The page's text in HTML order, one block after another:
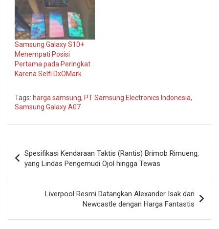
Samsung Galaxy S10+
Menempati Posisi
Pertama pada Peringkat
Karena Selfi DxOMark
Tags: harga samsung, PT Samsung Electronics Indonesia,
Samsung Galaxy A07
pos
Spesifikasi Kendaraan Taktis (Rantis) Brimob Rimueng,
yang Lindas Pengemudi Ojol hingga Tewas
Liverpool Resmi Datangkan Alexander Isak dari
Newcastle dengan Harga Fantastis